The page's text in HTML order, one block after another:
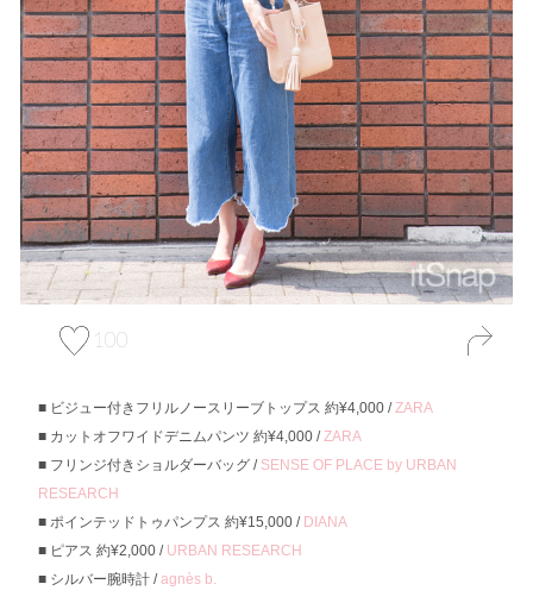
100
ビジュー付きフリルノースリーブトップス 約¥4,000 /ZARA
カットオフワイドデニムパンツ 約¥4,000 /ZARA
フリンジ付きショルダーバッグ / SENSE OF PLACE by URBAN
RESEARCH
ポインテッドトゥパンプス 約¥15,000 / DIANA
ピアス 約¥2,000 / URBAN RESEARCH
シルバー腕時計 /agnès b.